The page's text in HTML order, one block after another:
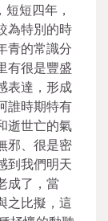
短四年，
為特別的時
青的常識分
有很是豐盛
表達，形成
誰時期特有
逝世亡的氣
邪、很是密
到我們明天
成了，當
之比擬，這